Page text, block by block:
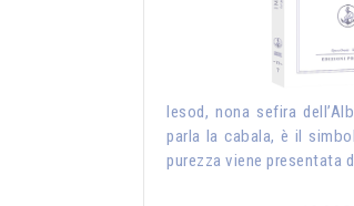
Iesod, nona sefira
parla la cabala, è il
purezza viene presentata